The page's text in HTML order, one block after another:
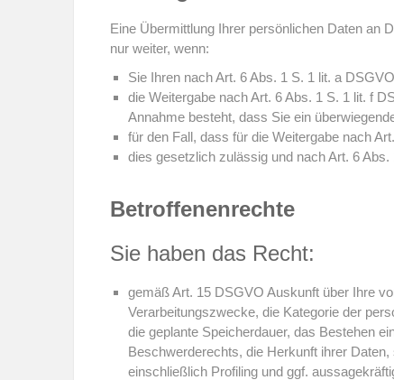
Eine Übermittlung Ihrer persönlichen Daten an
nur weiter, wenn:
Sie Ihren nach Art. 6 Abs. 1 S. 1 lit. a
die Weitergabe nach Art. 6 Abs. 1 S. 1 lit. f
Annahme besteht, dass Sie ein
für den Fall, dass für die Weitergabe nach
dies gesetzlich zulässig und nach Art. 6
Betroffenenrechte
Sie haben das Recht:
gemäß Art. 15 DSGVO Auskunft über Ihre
Verarbeitungszwecke, die Kategorie der
die geplante Speicherdauer, das Bestehen
Beschwerderechts, die Herkunft ihrer
einschließlich Profiling und ggf.